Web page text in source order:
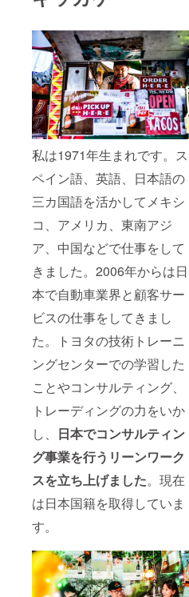
私は1971年生まれです。ス
ペイン語、英語、日本語の
三カ国語を活かしてメキシ
コ、アメリカ、東南アジ
ア、中国などで仕事をして
きました。2006年からは日
本で自動車業界と顧客サー
ビスの仕事をしてきまし
た。トヨタの技術トレーニ
ングセンターでの学習した
ことやコンサルティング、
トレーディングの力をいか
し、 日本でコンサルティン
グ事業を行うリーンワーク
スを立ち上げました。現在
は日本国籍を取得していま
す。